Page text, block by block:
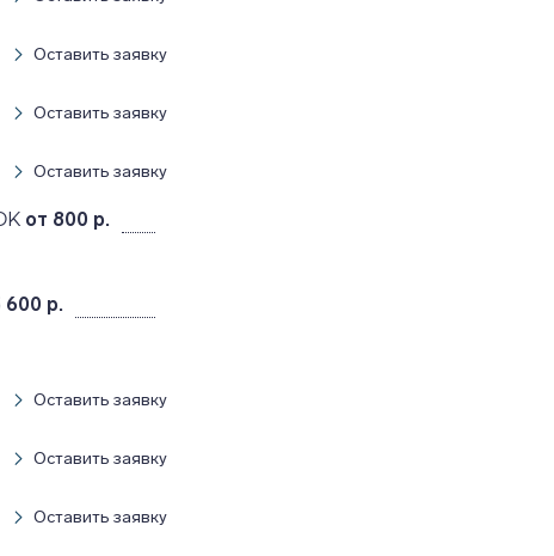
Оставить заявку
Оставить заявку
Оставить заявку
от 800 р.
600 р.
Оставить заявку
Оставить заявку
Оставить заявку